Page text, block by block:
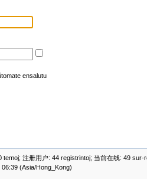
ensalutu
temoj; 注册用户: 44 registrintoj; 当前在线: 49
(Asia/Hong_Kong)